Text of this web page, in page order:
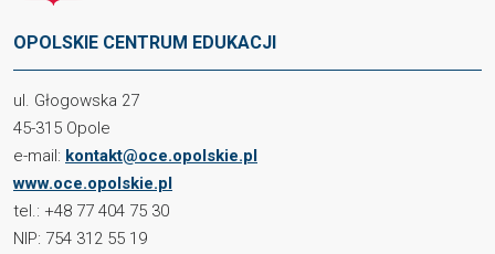
OPOLSKIE CENTRUM EDUKACJI
ul. Głogowska 27
45-315 Opole
e-mail: kontakt@oce.opolskie.pl
www.oce.opolskie.pl
tel.: +48 77 404 75 30
NIP: 754 312 55 19